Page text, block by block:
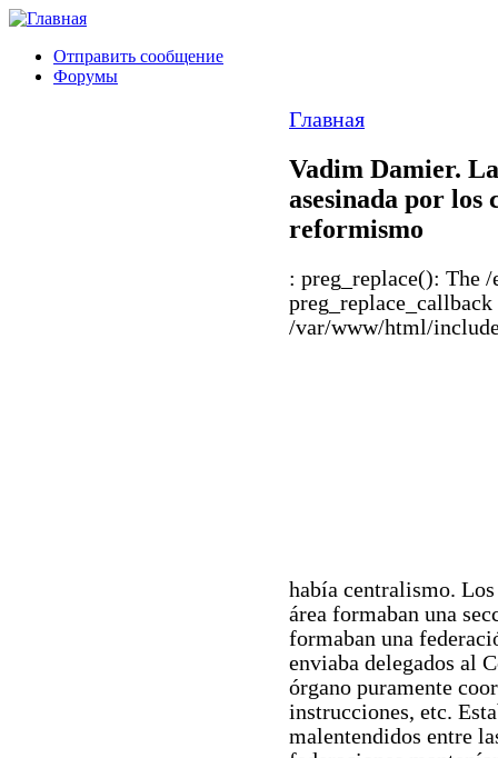
Отправить сообщение
Форумы
Главная
Vadim Damier.
asesinada por los
reformismo
: preg_replace(): The
/var/www/html/
había centralismo.
área formaban una
formaban una
enviaba delegados al
órgano puramente
instrucciones, etc.
malentendidos entre